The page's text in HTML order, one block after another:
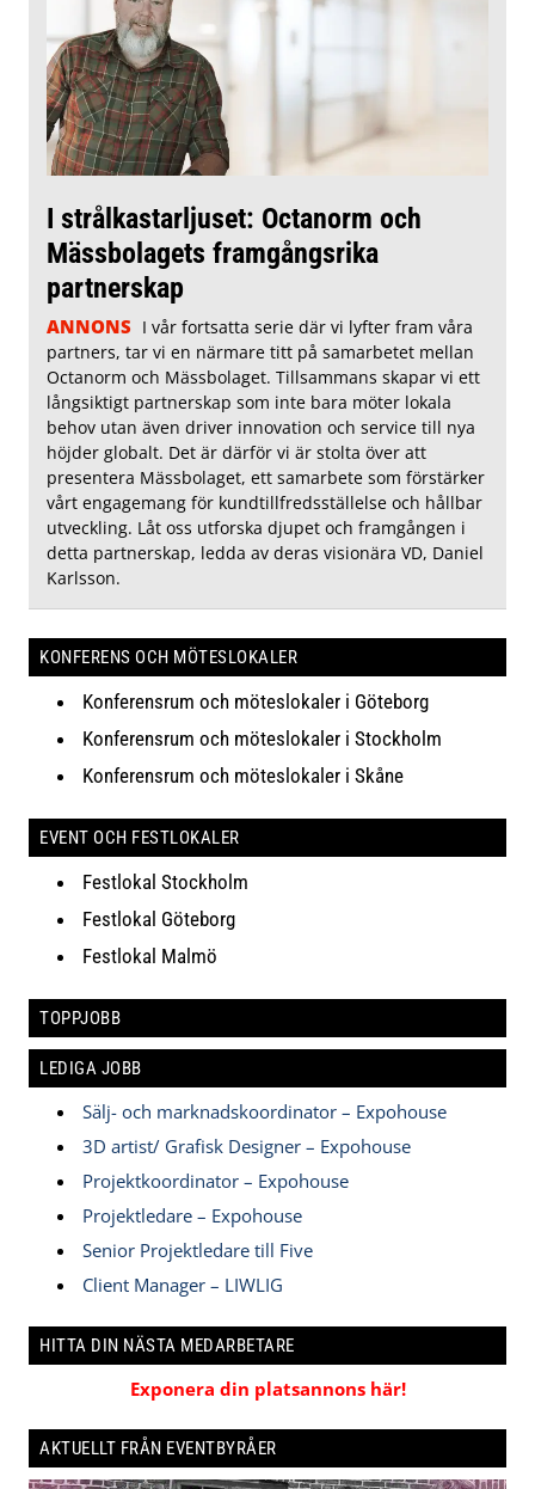
I strålkastarljuset: Octanorm och
Mässbolagets framgångsrika
partnerskap
ANNONS I vår fortsatta serie där vi lyfter fram våra
partners, tar vi en närmare titt på samarbetet mellan
Octanorm och Mässbolaget. Tillsammans skapar vi ett
långsiktigt partnerskap som inte bara möter lokala
behov utan även driver innovation och service till nya
höjder globalt. Det är därför vi är stolta över att
presentera Mässbolaget, ett samarbete som förstärker
vårt engagemang för kundtillfredsställelse och hållbar
utveckling. Låt oss utforska djupet och framgången i
detta partnerskap, ledda av deras visionära VD, Daniel
Karlsson.
KONFERENS OCH MÖTESLOKALER
Konferensrum och möteslokaler i Göteborg
Konferensrum och möteslokaler i Stockholm
Konferensrum och möteslokaler i Skåne
EVENT OCH FESTLOKALER
Festlokal Stockholm
Festlokal Göteborg
Festlokal Malmö
TOPPJOBB
LEDIGA JOBB
Sälj- och marknadskoordinator – Expohouse
3D artist/ Grafisk Designer – Expohouse
Projektkoordinator – Expohouse
Projektledare – Expohouse
Senior Projektledare till Five
Client Manager – LIWLIG
HITTA DIN NÄSTA MEDARBETARE
Exponera din platsannons här!
AKTUELLT FRÅN EVENTBYRÅER